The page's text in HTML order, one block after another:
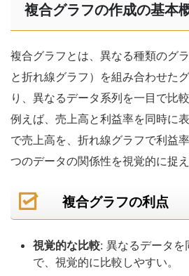
複合グラフの作成の基本
複合グラフとは、異なる種類のグ
と折れ線グラフ）を組み合わせた
り、異なるデータ系列を一目で比
例えば、売上高と利益率を同時に
で売上高を、折れ線グラフで利益
つのデータの関係性を視覚的に捉
複合グラフの利点
視覚的な比較: 異なるデータを
で、視覚的に比較しやすい。